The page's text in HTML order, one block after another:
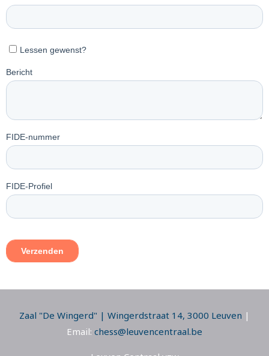
Zaal "De Wingerd" | Wingerdstraat 14, 3000 Leuven |
Email: chess@leuvencentraal.be